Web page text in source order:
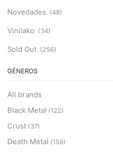
Novedades (48)
Vinilako (34)
Sold Out (256)
GÉNEROS
All brands
Black Metal (122)
Crust (37)
Death Metal (159)